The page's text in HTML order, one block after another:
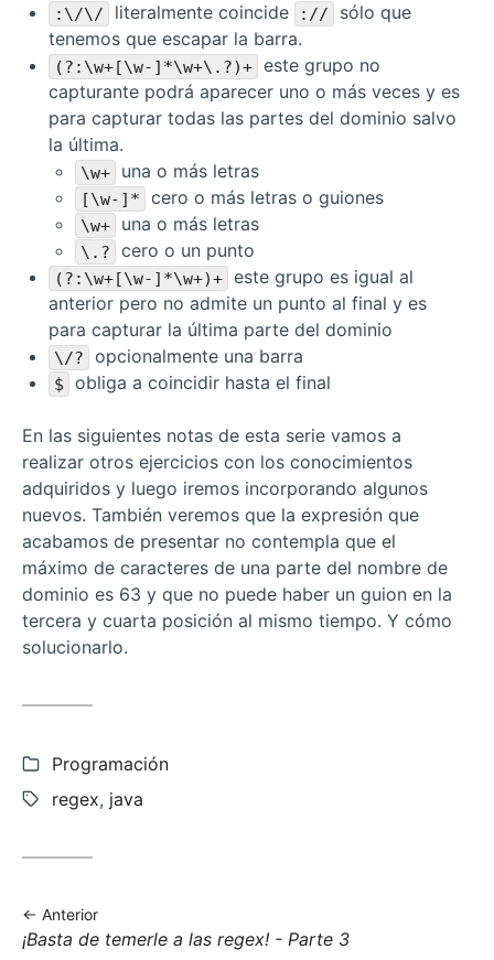
:\/\/
literalmente coincide ://
sólo que
tenemos que escapar la barra.
(?:\w+[\w-]*\w+\.?)+ este grupo no
capturante podrá aparecer uno o más veces y es
para capturar todas las partes del dominio salvo
la última.
\w+ una o más letras
[\w-]* cero o más letras o guiones
\w+ una o más letras
\.? cero o un punto
(?:\w+[\w-]*\w+)+ este grupo es igual al
anterior pero no admite un punto al final y es
para capturar la última parte del dominio
\/? opcionalmente una barra
$ obliga a coincidir hasta el final
En las siguientes notas de esta serie vamos a
realizar otros ejercicios con los conocimientos
adquiridos y luego iremos incorporando algunos
nuevos. También veremos que la expresión que
acabamos de presentar no contempla que el
máximo de caracteres de una parte del nombre de
dominio es 63 y que no puede haber un guion en la
tercera y cuarta posición al mismo tiempo. Y cómo
solucionarlo.
Categorías:
Programación
Etiquetas:
regex, java
Anterior
Anterior
¡Basta de temerle a las regex! - Parte 3